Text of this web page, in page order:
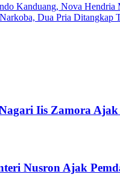
Kanduang, Nova Hendria
Dua Pria Ditangkap
Iis Zamora
Nusron Ajak